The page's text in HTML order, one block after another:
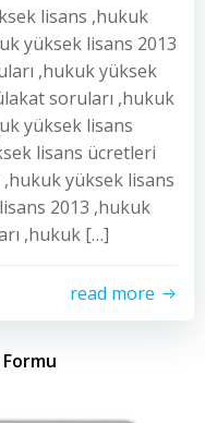
lisans ,hukuk
yüksek lisans 2013
,hukuk yüksek
soruları ,hukuk
yüksek lisans
lisans ücretleri
yüksek lisans
2013 ,hukuk
,hukuk […]
read more